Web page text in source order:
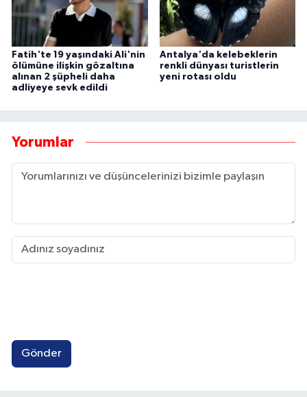
Fatih'te 19 yaşındaki Ali'nin
ölümüne ilişkin gözaltına
alınan 2 şüpheli daha
adliyeye sevk edildi
Antalya'da kelebeklerin
renkli dünyası turistlerin
yeni rotası oldu
Yorumlar
Gönder